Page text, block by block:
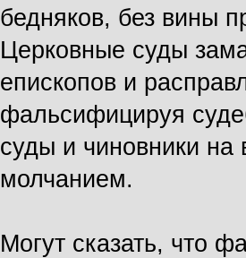
бедняков, без вины
Церковные суды
епископов и
фальсифицируя
суды и чиновники на
молчанием.
Могут сказать, что